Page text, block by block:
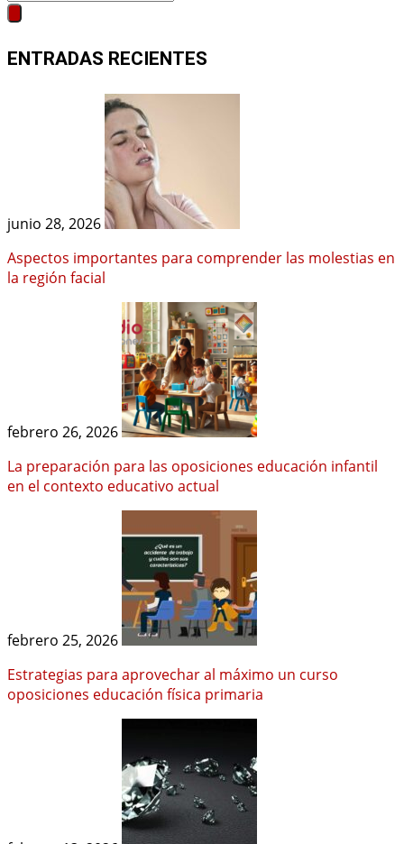
ENTRADAS RECIENTES
junio 28, 2026
Aspectos importantes para comprender las molestias en
la región facial
febrero 26, 2026
La preparación para las oposiciones educación infantil
en el contexto educativo actual
febrero 25, 2026
Estrategias para aprovechar al máximo un curso
oposiciones educación física primaria